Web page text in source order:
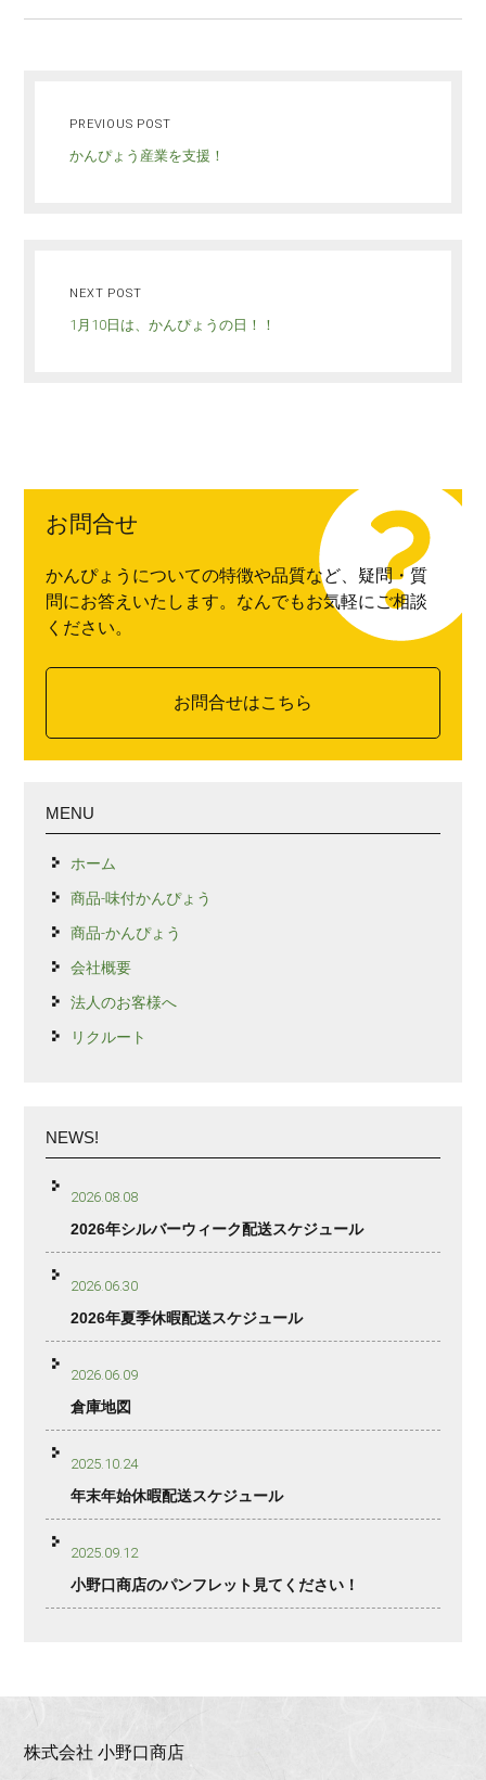
PREVIOUS POST
かんぴょう産業を支援！
NEXT POST
1月10日は、かんぴょうの日！！
お問合せ
かんぴょうについての特徴や品質など、疑問・質
問にお答えいたします。なんでもお気軽にご相談
ください。
お問合せはこちら
MENU
ホーム
商品-味付かんぴょう
商品-かんぴょう
会社概要
法人のお客様へ
リクルート
NEWS!
2026.08.08
2026年シルバーウィーク配送スケジュール
2026.06.30
2026年夏季休暇配送スケジュール
2026.06.09
倉庫地図
2025.10.24
年末年始休暇配送スケジュール
2025.09.12
小野口商店のパンフレット見てください！
株式会社 小野口商店